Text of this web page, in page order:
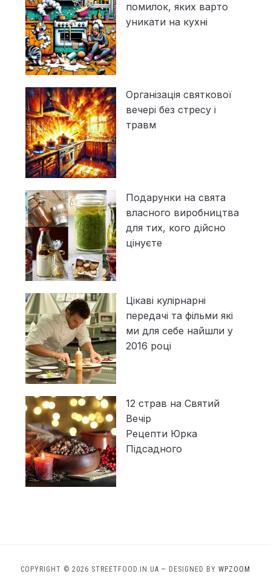
помилок, яких варто
уникати на кухні
Організація святкової
вечері без стресу і
травм
Подарунки на свята
власного виробництва
для тих, кого дійсно
цінуєте
Цікаві кулірнарні
передачі та фільми які
ми для себе найшли у
2016 році
12 страв на Святий
Вечір
Рецепти Юрка
Підсадного
COPYRIGHT © 2026 STREETFOOD.IN.UA — DESIGNED BY WPZOOM